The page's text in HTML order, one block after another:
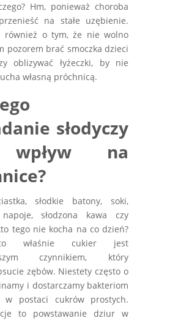
Hm, ponieważ choroba
na stałe uzębienie.
również o tym, że nie wolno
pozorem brać smoczka dzieci
oblizywać łyżeczki, by nie
własną próchnicą.
słodyczy
na
słodkie batony, soki,
słodzona kawa czy
tego nie kocha na co dzień?
właśnie cukier jest
czynnikiem, który
zębów. Niestety często o
i dostarczamy bakteriom
w postaci cukrów prostych.
to powstawanie dziur w